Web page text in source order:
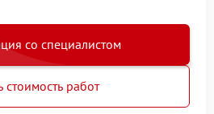
со специалистом
стоимость работ